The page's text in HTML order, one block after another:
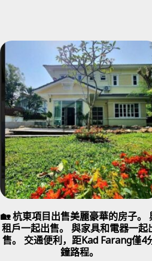
🏡 杭東項目出售美麗豪華的房子。
租戶一起出售。 與家具和電器一起
售。 交通便利，距Kad Farang僅4
鐘路程。